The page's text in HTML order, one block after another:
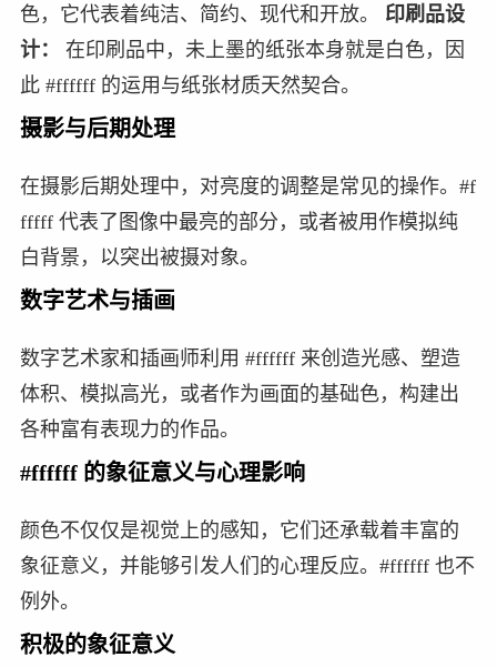
色，它代表着纯洁、简约、现代和开放。 印刷品设
计：
在印刷品中，未上墨的纸张本身就是白色，因
此 #ffffff 的运用与纸张材质天然契合。
摄影与后期处理
在摄影后期处理中，对亮度的调整是常见的操作。#f
fffff 代表了图像中最亮的部分，或者被用作模拟纯
白背景，以突出被摄对象。
数字艺术与插画
数字艺术家和插画师利用 #ffffff 来创造光感、塑造
体积、模拟高光，或者作为画面的基础色，构建出
各种富有表现力的作品。
#ffffff 的象征意义与心理影响
颜色不仅仅是视觉上的感知，它们还承载着丰富的
象征意义，并能够引发人们的心理反应。#ffffff 也不
例外。
积极的象征意义